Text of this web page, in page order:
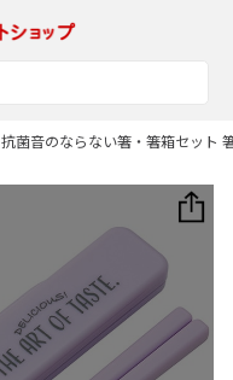
抗菌音のならない箸・箸箱セット